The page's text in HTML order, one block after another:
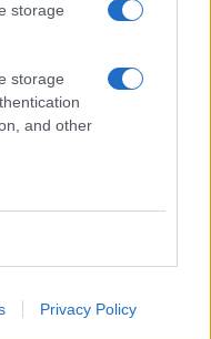
storage
storage
and other
Privacy Policy
Nincs publikus
adat!